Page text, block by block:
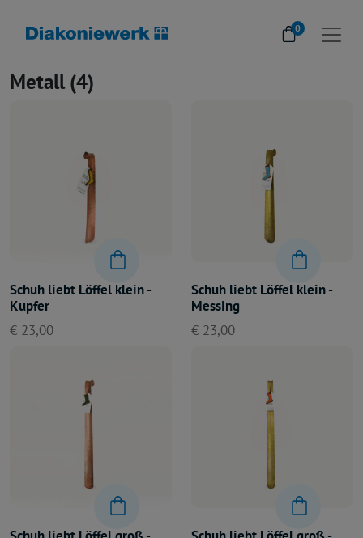
0
Metall (4)
Schuh liebt Löffel klein -
Kupfer
€ 23,00
Schuh liebt Löffel klein -
Messing
€ 23,00